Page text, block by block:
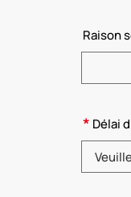
Raison
* Délai